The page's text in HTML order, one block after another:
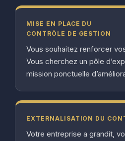
MISE EN PLACE DU
CONTRÔLE DE GESTION
Vous souhaitez renforcer
Vous cherchez un pôle
mission ponctuelle
EXTERNALISATION DU
Votre entreprise a grandit,